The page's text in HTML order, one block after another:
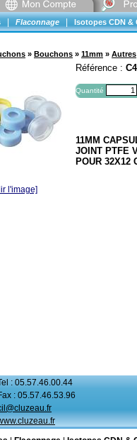
Flaconnage Isotopes CDN &
» Bouchons » 11mm » Autres
l'image]
Référence :
Quantité
11MM
JOINT PTFE
POUR 32X12
: 05.57.46.00.44
: 05.57.46.53.96